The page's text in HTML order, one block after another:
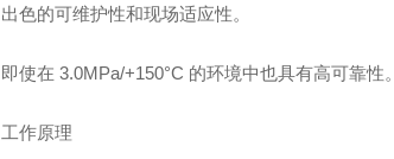
出色的可维护性和现场适应性。
即使在 3.0MPa/+150°C 的环境中也具有高可靠性。
工作原理